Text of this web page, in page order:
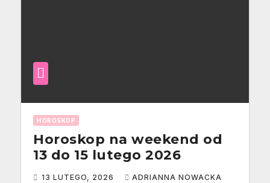
HOROSKOP
Horoskop na weekend od
13 do 15 lutego 2026
13 LUTEGO, 2026 ADRIANNA NOWACKA